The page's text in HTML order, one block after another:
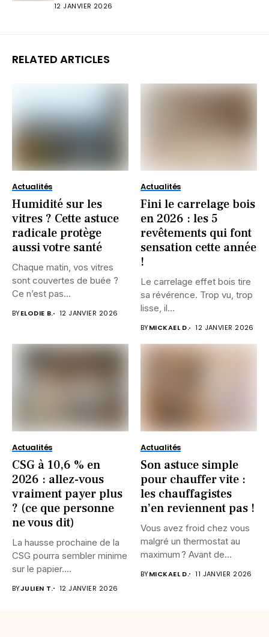
12 JANVIER 2026
RELATED ARTICLES
Actualités
Humidité sur les
vitres ? Cette astuce
radicale protège
aussi votre santé
Chaque matin, vos vitres
sont couvertes de buée ?
Ce n’est pas...
BYELODIE B. 12 JANVIER 2026
Actualités
Fini le carrelage bois
en 2026 : les 5
revêtements qui font
sensation cette année
!
Le carrelage effet bois tire
sa révérence. Trop vu, trop
lisse, il...
BYMICKAEL D. 12 JANVIER 2026
Actualités
CSG à 10,6 % en
2026 : allez-vous
vraiment payer plus
? (ce que personne
ne vous dit)
La hausse prochaine de la
CSG pourra sembler minime
sur le papier....
BYJULIEN T. 12 JANVIER 2026
Actualités
Son astuce simple
pour chauffer vite :
les chauffagistes
n’en reviennent pas !
Vous avez froid chez vous
malgré un thermostat au
maximum ? Avant de...
BYMICKAEL D. 11 JANVIER 2026